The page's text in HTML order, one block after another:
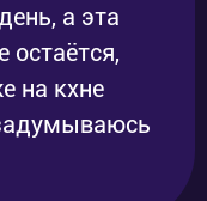
а эта
остаётся,
на кхне